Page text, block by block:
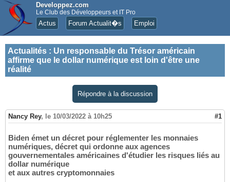
Developpez.com
Le Club des Développeurs et IT Pro
Actus Forum Actualit�s Emploi
Actualités : Un responsable du Trésor américain
affirme que le dollar numérique est loin d'être une
réalité
Répondre à la discussion
Nancy Rey, le 10/03/2022 à 10h25 #1
Biden émet un décret pour réglementer les monnaies
numériques, décret qui ordonne aux agences
gouvernementales américaines d'étudier les risques liés au
dollar numérique
et aux autres cryptomonnaies